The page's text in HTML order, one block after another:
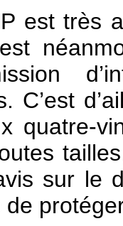
est très
C’est
quatre-
sur le